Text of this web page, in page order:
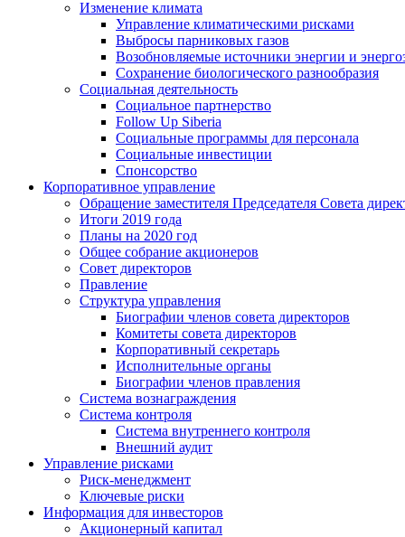
Изменение климата
Управление климатическими рисками
Выбросы парниковых газов
Возобновляемые источники энергии и
Сохранение биологического разнообразия
Социальная деятельность
Социальное партнерство
Follow Up Siberia
Социальные программы для персонала
Социальные инвестиции
Спонсорство
Корпоративное управление
Обращение заместителя Председателя Совета
Итоги 2019 года
Планы на 2020 год
Общее собрание акционеров
Совет директоров
Правление
Структура управления
Биографии членов совета директоров
Комитеты совета директоров
Корпоративный секретарь
Исполнительные органы
Биографии членов правления
Система вознаграждения
Система контроля
Система внутреннего контроля
Внешний аудит
Управление рисками
Риск-менеджмент
Ключевые риски
Информация для инвесторов
Акционерный капитал